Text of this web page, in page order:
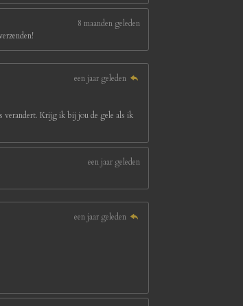
8 maanden geleden
een jaar geleden
verandert. Krijg ik bij jou de gele als ik
een jaar geleden
een jaar geleden